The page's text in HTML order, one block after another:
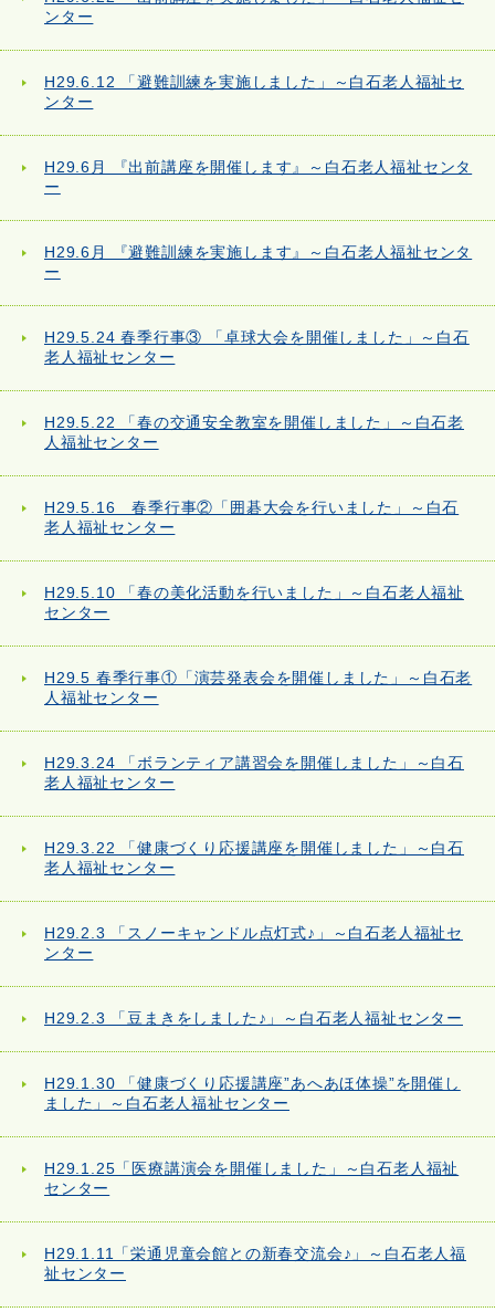
ンター
H29.6.12 「避難訓練を実施しました」～白石老人福祉セ
ンター
H29.6月 『出前講座を開催します』～白石老人福祉センタ
ー
H29.6月 『避難訓練を実施します』～白石老人福祉センタ
ー
H29.5.24 春季行事③ 「卓球大会を開催しました」～白石
老人福祉センター
H29.5.22 「春の交通安全教室を開催しました」～白石老
人福祉センター
H29.5.16 春季行事②「囲碁大会を行いました」～白石
老人福祉センター
H29.5.10 「春の美化活動を行いました」～白石老人福祉
センター
H29.5 春季行事①「演芸発表会を開催しました」～白石老
人福祉センター
H29.3.24 「ボランティア講習会を開催しました」～白石
老人福祉センター
H29.3.22 「健康づくり応援講座を開催しました」～白石
老人福祉センター
H29.2.3 「スノーキャンドル点灯式♪」～白石老人福祉セ
ンター
H29.2.3 「豆まきをしました♪」～白石老人福祉センター
H29.1.30 「健康づくり応援講座”あへあほ体操”を開催し
ました」～白石老人福祉センター
H29.1.25「医療講演会を開催しました」～白石老人福祉
センター
H29.1.11「栄通児童会館との新春交流会♪」～白石老人福
祉センター